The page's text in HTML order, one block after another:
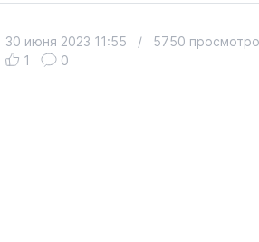
30 июня 2023 11:55 /
5750
1
0